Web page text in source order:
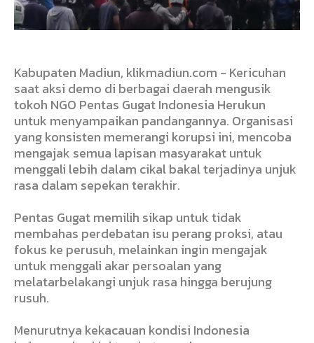
Kabupaten Madiun, klikmadiun.com - Kericuhan
saat aksi demo di berbagai daerah mengusik
tokoh NGO Pentas Gugat Indonesia Herukun
untuk menyampaikan pandangannya. Organisasi
yang konsisten memerangi korupsi ini, mencoba
mengajak semua lapisan masyarakat untuk
menggali lebih dalam cikal bakal terjadinya unjuk
rasa dalam sepekan terakhir.
Pentas Gugat memilih sikap untuk tidak
membahas perdebatan isu perang proksi, atau
fokus ke perusuh, melainkan ingin mengajak
untuk menggali akar persoalan yang
melatarbelakangi unjuk rasa hingga berujung
rusuh.
Menurutnya kekacauan kondisi Indonesia